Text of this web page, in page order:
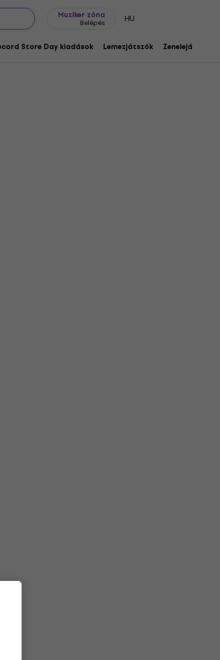
Muziker zóna
Belépés HU
Store Day kiadások Lemezjátszók Zenelejátszók